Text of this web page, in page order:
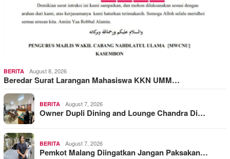
BERITA August 8, 2026
Beredar Surat Larangan Mahasiswa KKN UMM…
BERITA August 7, 2026
Owner Dupli Dining and Lounge Chandra Di…
BERITA August 7, 2026
Pemkot Malang Diingatkan Jangan Paksakan…